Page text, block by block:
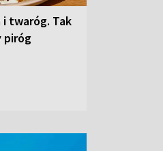
i twaróg. Tak
piróg